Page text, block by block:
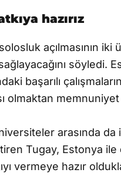
hazırız
açılmasının iki
söyledi.
başarılı
olmaktan memnuniyet
arasında da
Tugay, Estonya ile
vermeye hazır